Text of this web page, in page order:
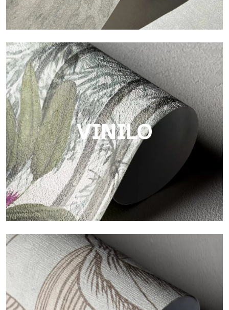
Touch
Acabado con trama fibrosa e irregular, con una textura suave
que aporta calidez y autenticidad a la superficie.
VINILO
Vinilo
Los acabados vinílicos de los papeles pintados de
Tecnografica ofrecen superficies resistentes, texturizadas y
visualmente sofisticadas.